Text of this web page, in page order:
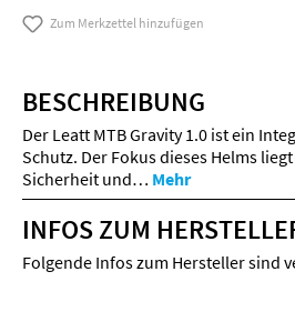
Zum Merkzettel hinzufügen
BESCHREIBUNG
Der Leatt MTB Gravity 1.0 ist ein
Schutz. Der Fokus dieses Helms
Sicherheit und… Mehr
INFOS ZUM
Folgende Infos zum Hersteller sind